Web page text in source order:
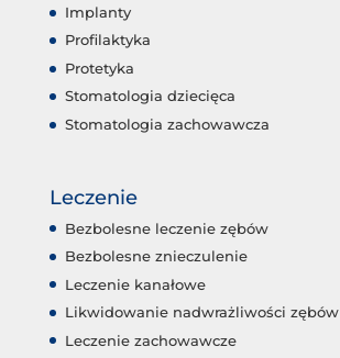
Implanty
Profilaktyka
Protetyka
Stomatologia dziecięca
Stomatologia zachowawcza
Leczenie
Bezbolesne leczenie zębów
Bezbolesne znieczulenie
Leczenie kanałowe
Likwidowanie nadwrażliwości zębów
Leczenie zachowawcze